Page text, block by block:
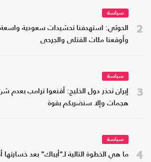
2
سياسة
الحوثي: استهدفنا تحشيدات سعودية واسعة
وأوقعنا مئات القتلى والجرحى
3
سياسة
إيران تحذر دول الخليج: أقنعوا ترامب بعدم
هجمات وإلا سنضربكم بقوة
4
سياسة
ما هي الخطوة التالية لـ"أيباك" بعد خسارتها